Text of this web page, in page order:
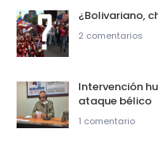
¿Bolivariano,
2 comentarios
Intervención
ataque bélico
1 comentario